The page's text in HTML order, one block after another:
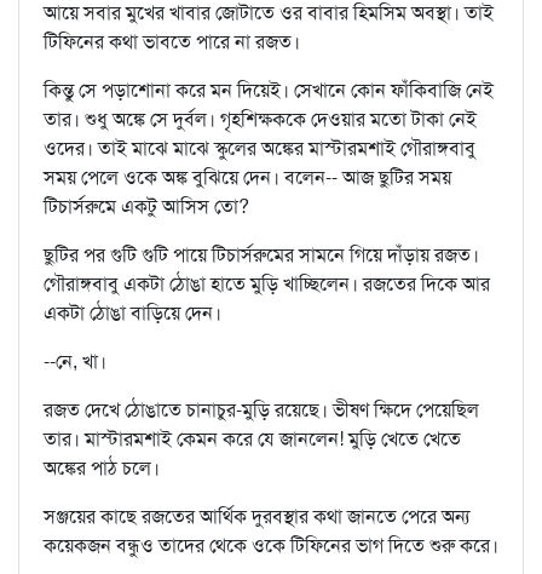
আয়ে সবার মুখের খাবার জোটাতে ওর বাবার হিমসিম অবস্থা। তাই
টিফিনের কথা ভাবতে পারে না রজত।
কিন্তু সে পড়াশোনা করে মন দিয়েই। সেখানে কোন ফাঁকিবাজি নেই
তার। শুধু অঙ্কে সে দুর্বল। গৃহশিক্ষককে দেওয়ার মতো টাকা নেই
ওদের। তাই মাঝে মাঝে স্কুলের অঙ্কের মাস্টারমশাই গৌরাঙ্গবাবু
সময় পেলে ওকে অঙ্ক বুঝিয়ে দেন। বলেন-- আজ ছুটির সময়
টিচার্সরুমে একটু আসিস তো?
ছুটির পর গুটি গুটি পায়ে টিচার্সরুমের সামনে গিয়ে দাঁড়ায় রজত।
গৌরাঙ্গবাবু একটা ঠোঙা হাতে মুড়ি খাচ্ছিলেন। রজতের দিকে আর
একটা ঠোঙা বাড়িয়ে দেন।
--নে, খা।
রজত দেখে ঠোঙাতে চানাচুর-মুড়ি রয়েছে। ভীষণ ক্ষিদে পেয়েছিল
তার। মাস্টারমশাই কেমন করে যে জানলেন! মুড়ি খেতে খেতে
অঙ্কের পাঠ চলে।
সঞ্জয়ের কাছে রজতের আর্থিক দুরবস্থার কথা জানতে পেরে অন্য
কয়েকজন বন্ধুও তাদের থেকে ওকে টিফিনের ভাগ দিতে শুরু করে।